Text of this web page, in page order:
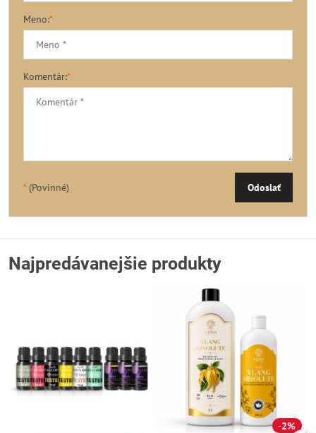
Meno:*
Komentár:*
*(Povinné) Odoslať
Najpredávanejšie produkty
2%